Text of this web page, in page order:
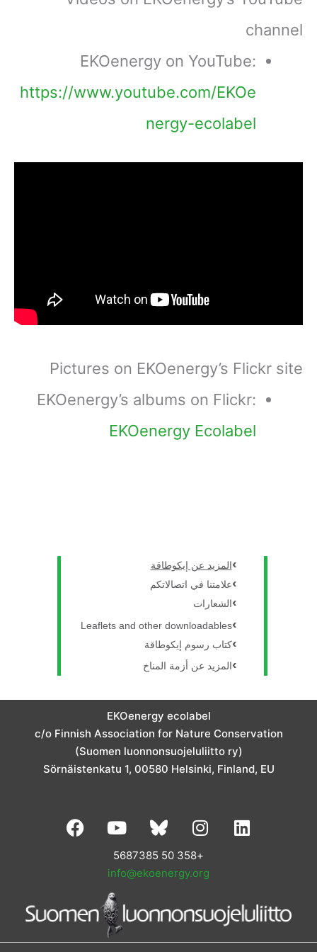
channel
EKOenergy on YouTube:
https://www.youtube.com/EKOe
nergy-ecolabel
Pictures on EKOenergy’s Flickr site
EKOenergy’s albums on Flickr:
EKOenergy Ecolabel
المزيد عن إيكوطاقة
علامتنا في اتصالاتكم
الشعارات
Leaflets and other downloadables
كتاب رسوم إيكوطاقة
المزيد عن أزمة المناخ
EKOenergy ecolabel
c/o Finnish Association for Nature Conservation
(Suomen luonnonsuojeluliitto ry)
Sörnäistenkatu 1, 00580 Helsinki, Finland, EU
L
i
d
i
n
I
n
s
t
g
r
a
Y
o
u
t
u
b
e
F
a
o
o
k
+358 50 5687385
info@ekoenergy.org